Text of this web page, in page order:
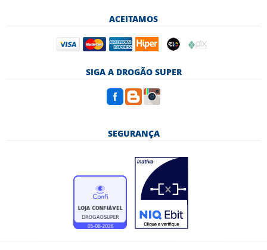
ACEITAMOS
SIGA A DROGÃO SUPER
SEGURANÇA